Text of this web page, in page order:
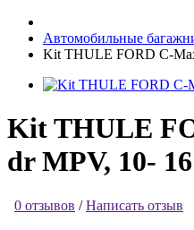
Автомобильные
Kit THULE FORD C-
Kit THULE
dr MPV, 10-
0 отзывов /Написать отзыв